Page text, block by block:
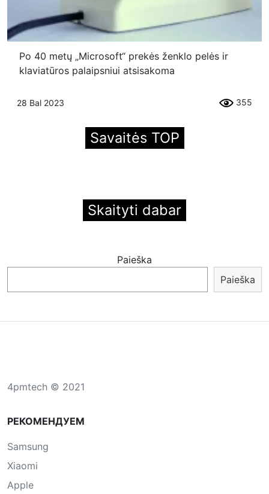
Po 40 metų „Microsoft“ prekės ženklo pelės ir
klaviatūros palaipsniui atsisakoma
28 Bal 2023 355
Savaitės TOP
Skaityti dabar
Paieška
Paieška
4pmtech © 2021
РЕКОМЕНДУЕМ
Samsung
Xiaomi
Apple